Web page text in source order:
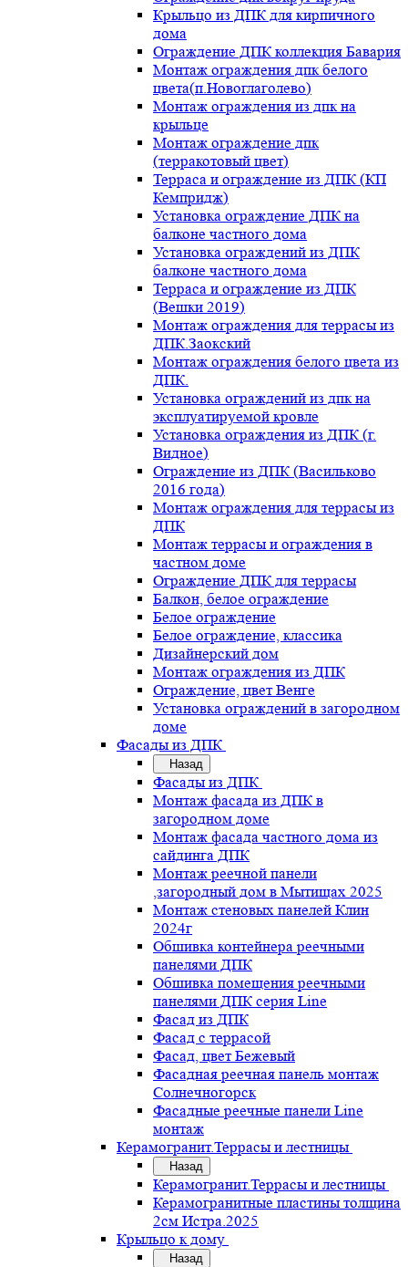
Крыльцо из ДПК для кирпичного
дома
Ограждение ДПК коллекция Бавария
Монтаж ограждения дпк белого
цвета(п.Новоглаголево)
Монтаж ограждения из дпк на
крыльце
Монтаж ограждение дпк
(терракотовый цвет)
Терраса и ограждение из ДПК (КП
Кемпридж)
Установка ограждение ДПК на
балконе частного дома
Установка ограждений из ДПК
балконе частного дома
Терраса и ограждение из ДПК
(Вешки 2019)
Монтаж ограждения для террасы из
ДПК.Заокский
Монтаж ограждения белого цвета из
ДПК.
Установка ограждений из дпк на
эксплуатируемой кровле
Установка ограждения из ДПК (г.
Видное)
Ограждение из ДПК (Васильково
2016 года)
Монтаж ограждения для террасы из
ДПК
Монтаж террасы и ограждения в
частном доме
Ограждение ДПК для террасы
Балкон, белое ограждение
Белое ограждение
Белое ограждение, классика
Дизайнерский дом
Монтаж ограждения из ДПК
Ограждение, цвет Венге
Установка ограждений в загородном
доме
Фасады из ДПК
Назад
Фасады из ДПК
Монтаж фасада из ДПК в
загородном доме
Монтаж фасада частного дома из
сайдинга ДПК
Монтаж реечной панели
,загородный дом в Мытищах 2025
Монтаж стеновых панелей Клин
2024г
Обшивка контейнера реечными
панелями ДПК
Обшивка помещения реечными
панелями ДПК серия Line
Фасад из ДПК
Фасад с террасой
Фасад, цвет Бежевый
Фасадная реечная панель монтаж
Солнечногорск
Фасадные реечные панели Line
монтаж
Керамогранит.Террасы и лестницы
Назад
Керамогранит.Террасы и лестницы
Керамогранитные пластины толщина
2см Истра.2025
Крыльцо к дому
Назад